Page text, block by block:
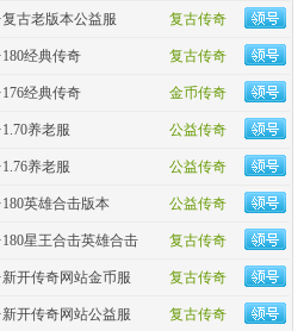
复古传奇
·复古老版本公益服
复古传奇
·180经典传奇
金币传奇
·176经典传奇
公益传奇
·1.70养老服
公益传奇
·1.76养老服
公益传奇
·180英雄合击版本
复古传奇
·180星王合击英雄合击
复古传奇
·新开传奇网站金币服
复古传奇
·新开传奇网站公益服